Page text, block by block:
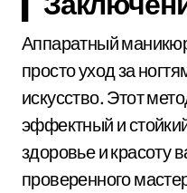
Аппаратный
просто уход за
искусство. Этот
эффектный и
здоровье и красоту
проверенного